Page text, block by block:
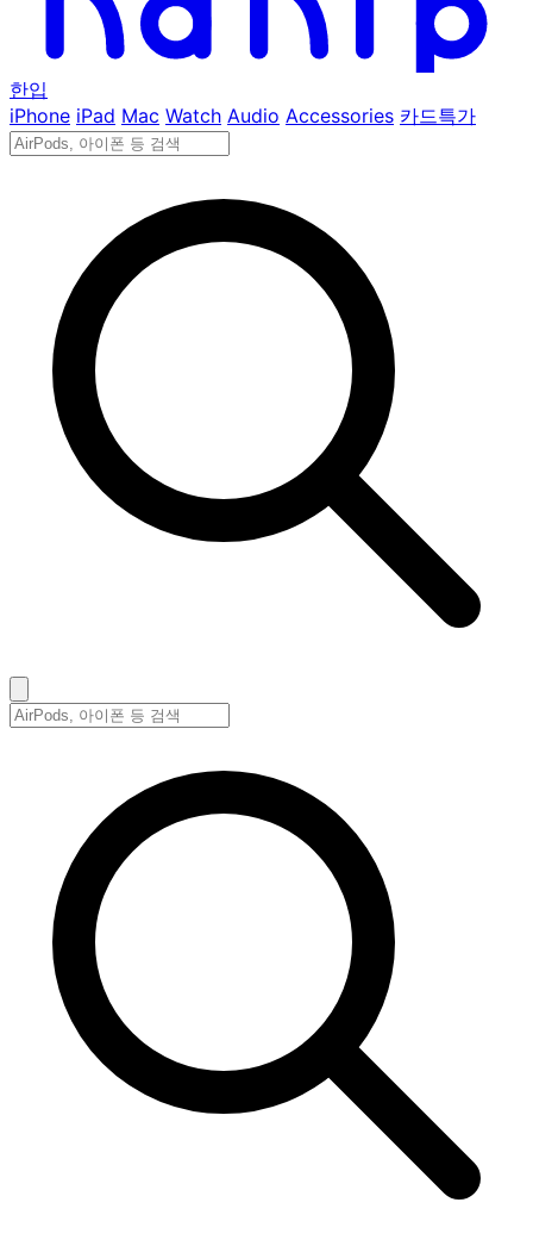
한입
iPhone iPad Mac Watch Audio Accessories 카드특가